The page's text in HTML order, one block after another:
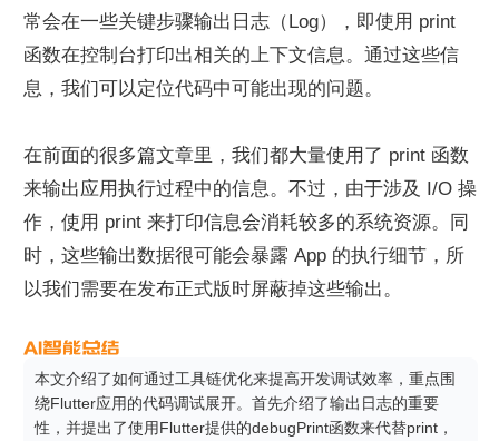
常会在一些关键步骤输出日志（Log），即使用 print
函数在控制台打印出相关的上下文信息。通过这些信
息，我们可以定位代码中可能出现的问题。
在前面的很多篇文章里，我们都大量使用了 print 函数
来输出应用执行过程中的信息。不过，由于涉及 I/O 操
作，使用 print 来打印信息会消耗较多的系统资源。同
时，这些输出数据很可能会暴露 App 的执行细节，所
以我们需要在发布正式版时屏蔽掉这些输出。
本文介绍了如何通过工具链优化来提高开发调试效率，重点围
绕Flutter应用的代码调试展开。首先介绍了输出日志的重要
性，并提出了使用Flutter提供的debugPrint函数来代替print，